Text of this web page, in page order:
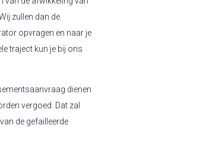
zullen dan de
opvragen en naar je
traject kun je bij ons
dienen
vergoed. Dat zal
de gefailleerde